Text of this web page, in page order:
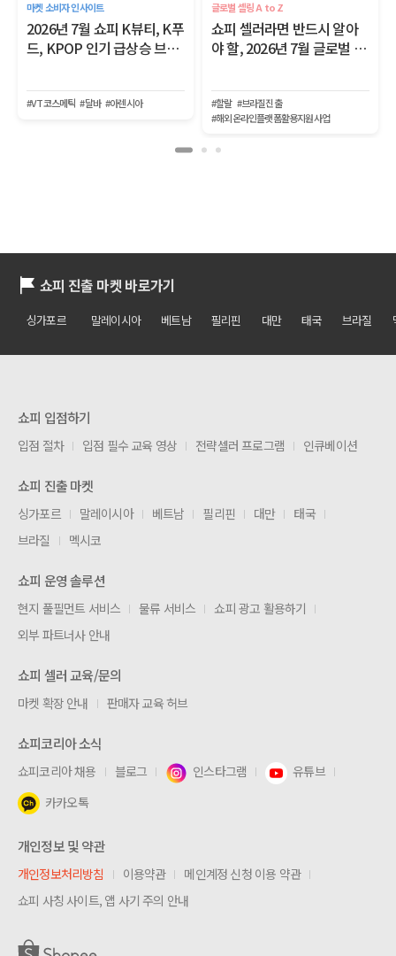
마켓 소비자 인사이트
2026년 7월 쇼피 K뷰티, K푸
드, KPOP 인기 급상승 브랜
#VT코스메틱 #달바 #아렌시아
글로벌 셀링 A to Z
쇼피 셀러라면 반드시 알아
야 할, 2026년 7월 글로벌 이
#할랄 #브라질진출
#해외온라인플랫폼활용지원사업
쇼피 진출 마켓 바로가기
싱가포르 말레이시아 베트남 필리핀 대만 태국 브라질
쇼피 입점하기
입점 절차 입점 필수 교육 영상 전략셀러 프로그램 인큐베이션
쇼피 진출 마켓
싱가포르 말레이시아 베트남 필리핀 대만
태국
브라질
멕시코
쇼피 운영 솔루션
현지 풀필먼트 서비스 물류 서비스
쇼피 광고 활용하기
외부 파트너사 안내
쇼피 셀러 교육/문의
마켓 확장 안내 판매자 교육 허브
쇼피코리아 소식
쇼피코리아 채용 블로그 인스타그램
유튜브
카카오톡
개인정보 및 약관
개인정보처리방침 이용약관
메인계정 신청 이용 약관
쇼피 사칭 사이트, 앱 사기 주의 안내